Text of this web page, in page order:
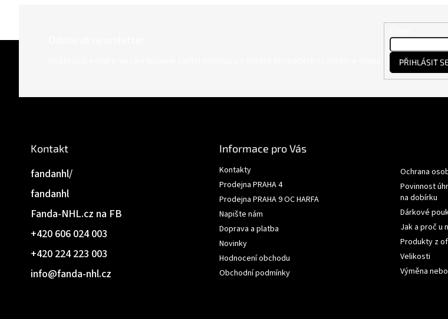
Kontakt
info@fanda-nhl.cz
+420 224 223 003
+420 606 024 003
Fanda-NHL.cz na FB
fandanhl
fandanhl/
Informace pro Vás
Kontakty
Prodejna PRAHA 4
Prodejna PRAHA 9 OC HARFA
Napište nám
Doprava a platba
Novinky
Hodnocení obchodu
Obchodní podmínky
Ochrana
Povinnost
na dobírku
Dárkové
Jak a proč u
Produkty z
Velikosti
Výměna
PŘIHLÁSIT SE